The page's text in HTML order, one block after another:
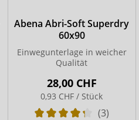
Abena Abri-Soft Superdry
60x90
Einwegunterlage in weicher
Qualität
28,00 CHF
0,93 CHF / Stück
(3)